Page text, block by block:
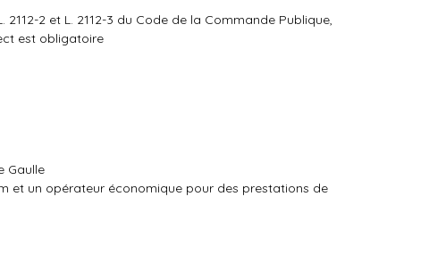
2 et L. 2112-3 du Code de la Commande Publique,
est obligatoire
Gaulle
et un opérateur économique pour des prestations de